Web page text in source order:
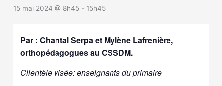
15 mai 2024 @ 8h45 - 15h45
Par : Chantal Serpa et Mylène Lafrenière,
orthopédagogues au CSSDM.
Clientèle visée: enseignants du primaire